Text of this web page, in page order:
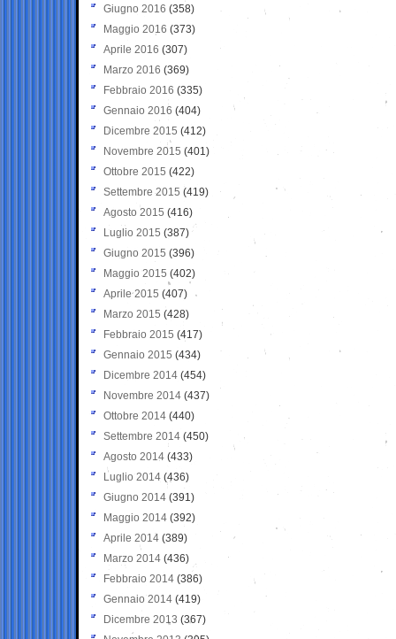
Giugno 2016 (358)
Maggio 2016 (373)
Aprile 2016 (307)
Marzo 2016 (369)
Febbraio 2016 (335)
Gennaio 2016 (404)
Dicembre 2015 (412)
Novembre 2015 (401)
Ottobre 2015 (422)
Settembre 2015 (419)
Agosto 2015 (416)
Luglio 2015 (387)
Giugno 2015 (396)
Maggio 2015 (402)
Aprile 2015 (407)
Marzo 2015 (428)
Febbraio 2015 (417)
Gennaio 2015 (434)
Dicembre 2014 (454)
Novembre 2014 (437)
Ottobre 2014 (440)
Settembre 2014 (450)
Agosto 2014 (433)
Luglio 2014 (436)
Giugno 2014 (391)
Maggio 2014 (392)
Aprile 2014 (389)
Marzo 2014 (436)
Febbraio 2014 (386)
Gennaio 2014 (419)
Dicembre 2013 (367)